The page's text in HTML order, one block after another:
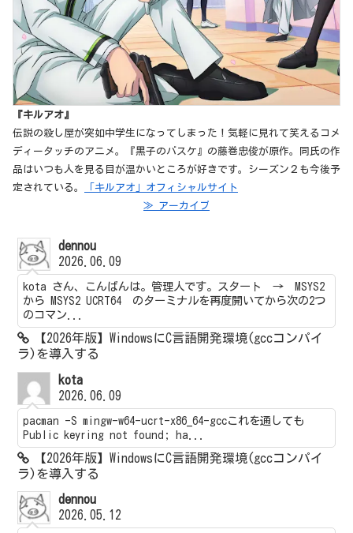
『キルアオ』
伝説の殺し屋が突如中学生になってしまった！気軽に見れて笑えるコメ
ディータッチのアニメ。『黒子のバスケ』の藤巻忠俊が原作。同氏の作
品はいつも人を見る目が温かいところが好きです。シーズン２も今後予
定されている。
「キルアオ」オフィシャルサイト
≫ アーカイブ
dennou
2026.06.09
kota さん、こんばんは。管理人です。スタート → MSYS2
から MSYS2 UCRT64 のターミナルを再度開いてから次の2つ
のコマン...
【2026年版】WindowsにC言語開発環境(gccコンパイ
ラ)を導入する
kota
2026.06.09
pacman -S mingw-w64-ucrt-x86_64-gccこれを通しても
Public keyring not found; ha...
【2026年版】WindowsにC言語開発環境(gccコンパイ
ラ)を導入する
dennou
2026.05.12